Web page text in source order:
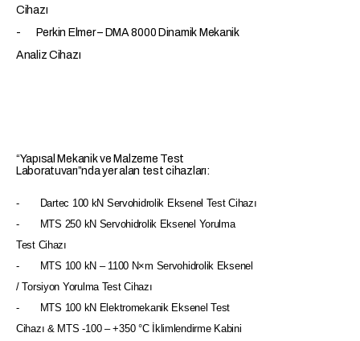
Cihazı
- Perkin Elmer – DMA 8000 Dinamik Mekanik
Analiz Cihazı
“Yapısal Mekanik ve Malzeme Test
Laboratuvarı”nda yer alan test cihazları:
- Dartec 100 kN Servohidrolik Eksenel Test Cihazı
- MTS 250 kN Servohidrolik Eksenel Yorulma
Test Cihazı
- MTS 100 kN – 1100 N×m Servohidrolik Eksenel
/ Torsiyon Yorulma Test Cihazı
- MTS 100 kN Elektromekanik Eksenel Test
Cihazı & MTS -100 – +350 °C İklimlendirme Kabini